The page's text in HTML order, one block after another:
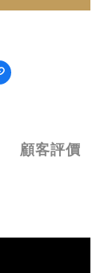
顧客評價